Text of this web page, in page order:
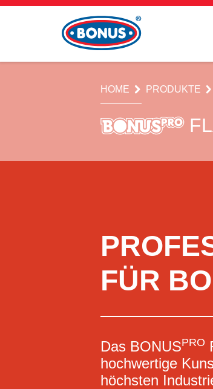
HOME PRODUKTE
FÜR
Das BONUSPRO
hochwertige
höchsten